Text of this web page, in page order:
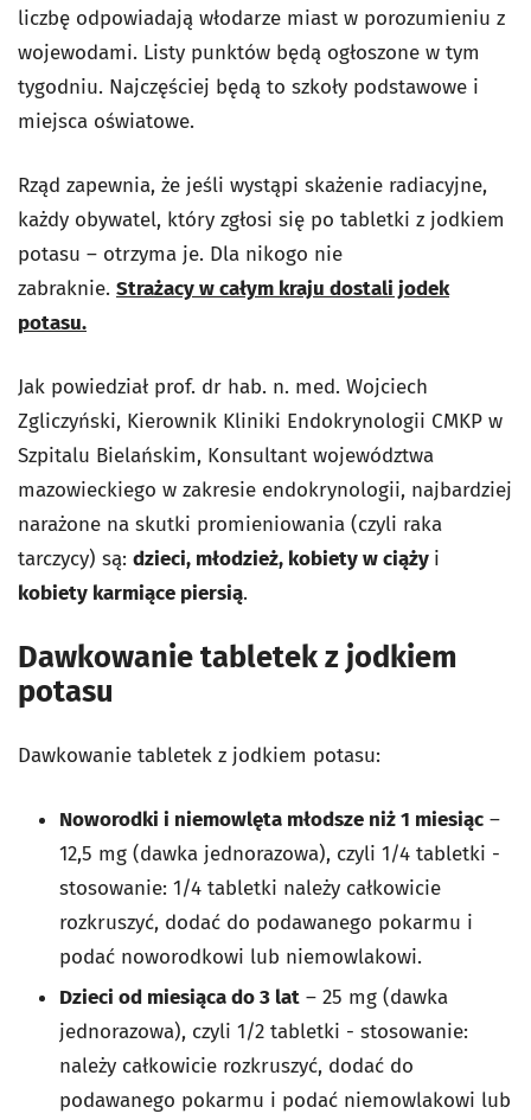
liczbę odpowiadają włodarze miast w porozumieniu z
wojewodami. Listy punktów będą ogłoszone w tym
tygodniu. Najczęściej będą to szkoły podstawowe i
miejsca oświatowe.
Rząd zapewnia, że jeśli wystąpi skażenie radiacyjne,
każdy obywatel, który zgłosi się po tabletki z jodkiem
potasu – otrzyma je. Dla nikogo nie
zabraknie. Strażacy w całym kraju dostali jodek
potasu.
Jak powiedział prof. dr hab. n. med. Wojciech
Zgliczyński, Kierownik Kliniki Endokrynologii CMKP w
Szpitalu Bielańskim, Konsultant województwa
mazowieckiego w zakresie endokrynologii, najbardziej
narażone na skutki promieniowania (czyli raka
tarczycy) są: dzieci, młodzież, kobiety w ciąży i
kobiety karmiące piersią.
Dawkowanie tabletek z jodkiem
potasu
Dawkowanie tabletek z jodkiem potasu:
Noworodki i niemowlęta młodsze niż 1 miesiąc –
12,5 mg (dawka jednorazowa), czyli 1/4 tabletki -
stosowanie: 1/4 tabletki należy całkowicie
rozkruszyć, dodać do podawanego pokarmu i
podać noworodkowi lub niemowlakowi.
Dzieci od miesiąca do 3 lat – 25 mg (dawka
jednorazowa), czyli 1/2 tabletki - stosowanie:
należy całkowicie rozkruszyć, dodać do
podawanego pokarmu i podać niemowlakowi lub